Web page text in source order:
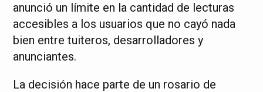
anunció un límite en la cantidad de lecturas
accesibles a los usuarios que no cayó nada
bien entre tuiteros, desarrolladores y
anunciantes.
La decisión hace parte de un rosario de